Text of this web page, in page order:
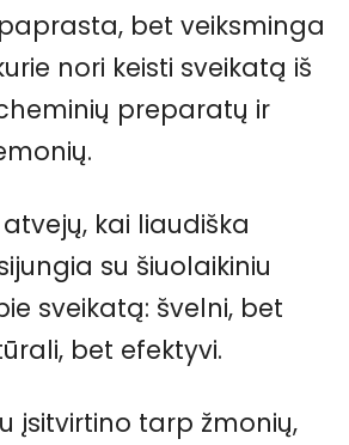
bet veiksminga
nori keisti sveikatą iš
preparatų ir
kai liaudiška
su šiuolaikiniu
sveikatą: švelni, bet
bet efektyvi.
įsitvirtino tarp žmonių,